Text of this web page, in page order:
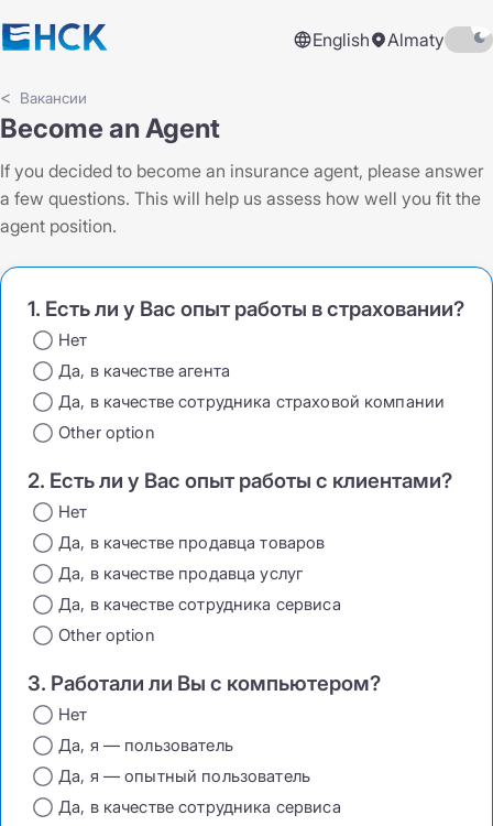
English Almaty
Вакансии
Become an Agent
If you decided to become an insurance agent, please answer
a few questions. This will help us assess how well you fit the
agent position.
1. Есть ли у Вас опыт работы в страховании?
Нет
Да, в качестве агента
Да, в качестве сотрудника страховой компании
Other option
2. Есть ли у Вас опыт работы с клиентами?
Нет
Да, в качестве продавца товаров
Да, в качестве продавца услуг
Да, в качестве сотрудника сервиса
Other option
3. Работали ли Вы с компьютером?
Нет
Да, я — пользователь
Да, я — опытный пользователь
Да, в качестве сотрудника сервиса